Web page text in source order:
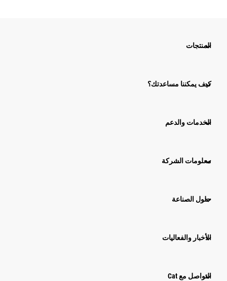
المنتجات
كيف يمكننا مساعدتك؟
الخدمات والدعم
معلومات الشركة
حلول الصناعة
الأخبار والفعاليات
التواصل مع Cat